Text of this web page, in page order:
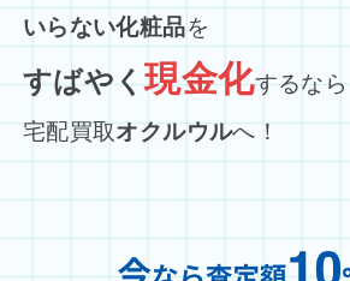
いらない化粧品を
すばやく現金化するなら
宅配買取オクルウルへ！